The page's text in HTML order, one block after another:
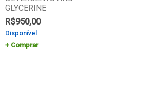
GLYCERINE
R$950,00
Disponível
Comprar